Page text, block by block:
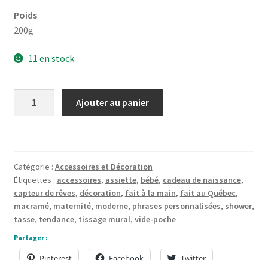
Poids
200g
11 en stock
en
bois
format
carré
Ajouter au panier
Catégorie : Accessoires et Décoration
Étiquettes : accessoires, assiette, bébé, cadeau de naissance,
capteur de rêves, décoration, fait à la main, fait au Québec,
macramé, maternité, moderne, phrases personnalisées, shower,
tasse, tendance, tissage mural, vide-poche
Partager :